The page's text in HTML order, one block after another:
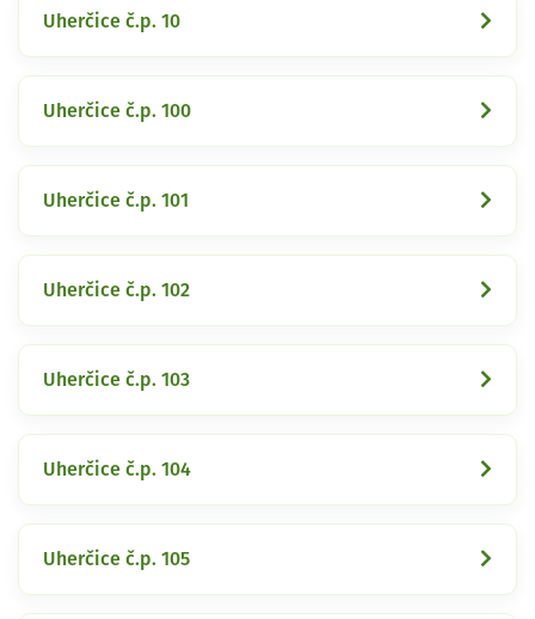
Uherčice č.p. 10
Uherčice č.p. 100
Uherčice č.p. 101
Uherčice č.p. 102
Uherčice č.p. 103
Uherčice č.p. 104
Uherčice č.p. 105